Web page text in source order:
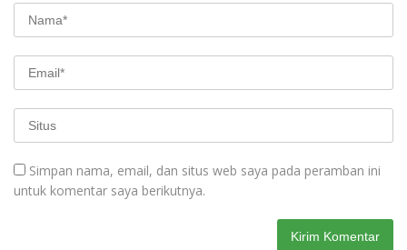
Simpan nama, email, dan situs web saya pada peramban ini
untuk komentar saya berikutnya.